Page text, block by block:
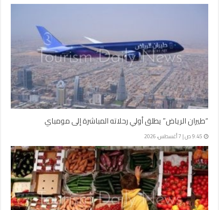
“طيران الرياض” يطلق أولي رحلاته المباشرة إلى مومباي
9:45 ص | 7 أغسطس، 2026